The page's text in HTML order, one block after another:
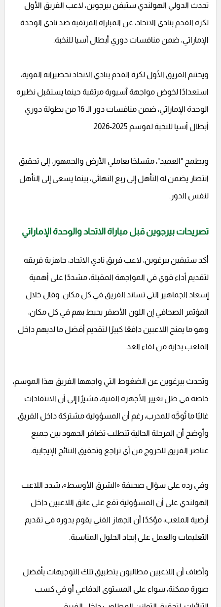
تحدث الدولي الهولندي ستيفن بيرجوين، لاعب الفريق الأول
لكرة القدم بنادي الاتحاد، عن المباراة المرتقبة ضد نادي الوحدة
الإماراتي، ضمن منافسات دوري أبطال آسيا للنخبة.
ويختتم الفريق الأول لكرة القدم بنادي الاتحاد تحضيراته القوية،
استعدادًا لخوض مواجهة آسيوية مرتقبة حينما يستقبل نظيره
الوحدة الإماراتي، ضمن منافسات دور الـ 16 من بطولة دوري
أبطال آسيا للنخبة لموسم 2025-2026.
ويطمح "العميد"، متسلحًا بعاملي الأرض والجمهور، إلى تحقيق
انتصار يضمن له التأهل إلى ربع النهائي، بينما يسعى إلى التأهل
لنفس الدور.
تصريحات بيرجوين قبل مباراة الاتحاد والوحدة الإماراتي
أكد ستيفين بيرغوين، لاعب فريق نادي الاتحاد، جاهزية فريقه
لتقديم أداء قوي في المواجهة المقبلة، مشددًا على أهمية
إسعاد الجماهير التي تساند الفريق في كل مكان. وقال خلال
المؤتمر الصحافي إن اللون الأصفر يحيط بهم في كل مكان،
وهو ما يمنح اللاعبين دافعًا كبيرًا لتقديم أفضل ما لديهم داخل
الملعب بداية من لقاء الغد.
وتحدث بيرغوين عن الضغوط التي واجهها الفريق هذا الموسم،
خاصة في ظل تغيير الأجهزة الفنية، مشيرًا إلى أن الانتقادات
غالبًا ما تُوجَّه للمدرب، رغم أن المسؤولية مشتركة داخل الفريق.
وأوضح أن المرحلة الحالية تتطلب تضافر الجهود بين جميع
عناصر الفريق للخروج من أي تراجع وتحقيق النتائج الإيجابية.
وفي رده على سؤال صحيفة «الشرق الأوسط»، شدد اللاعب
الهولندي على أن المسؤولية تقع على عاتق اللاعبين داخل
أرضية الملعب، مؤكدًا أن الجهاز الفني يقوم بدوره في تقديم
التعليمات والعمل على إيجاد الحلول المناسبة.
وأضاف أن اللاعبين مطالبون بتطبيق تلك التوجيهات بأفضل
صورة ممكنة، سواء على المستوى الدفاعي أو في كسب